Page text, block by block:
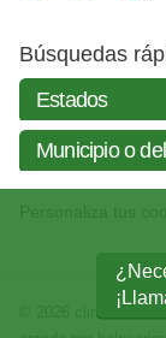
Búsquedas